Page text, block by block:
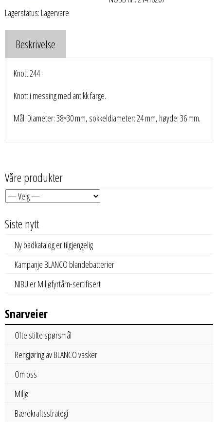
Lagerstatus: Lagervare
Beskrivelse
Knott 244
Knott i messing med antikk farge.
Mål: Diameter: 38×30 mm, sokkeldiameter: 24 mm, høyde: 36 mm.
Våre produkter
Siste nytt
Ny badkatalog er tilgjengelig
Kampanje BLANCO blandebatterier
NIBU er Miljøfyrtårn-sertifisert
Snarveier
Ofte stilte spørsmål
Rengjøring av BLANCO vasker
Om oss
Miljø
Bærekraftsstrategi